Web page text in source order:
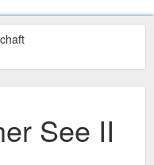
See II